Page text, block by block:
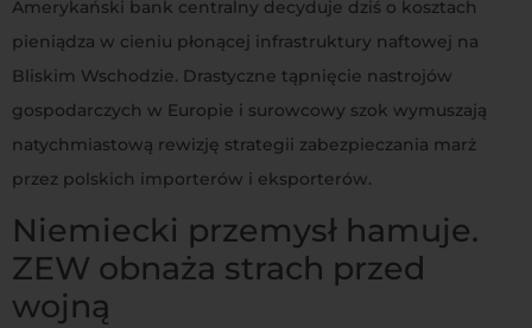
Amerykański bank centralny decyduje dziś o kosztach
pieniądza w cieniu płonącej infrastruktury naftowej na
Bliskim Wschodzie. Drastyczne tąpnięcie nastrojów
gospodarczych w Europie i surowcowy szok wymuszają
natychmiastową rewizję strategii zabezpieczania marż
przez polskich importerów i eksporterów.
Niemiecki przemysł hamuje.
ZEW obnaża strach przed
wojną